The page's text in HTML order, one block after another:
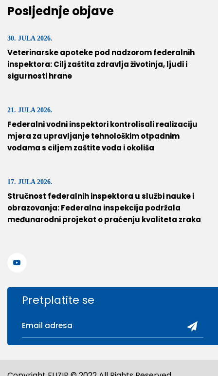
Posljednje objave
30. JULA 2026.
Veterinarske apoteke pod nadzorom federalnih
inspektora: Cilj zaštita zdravlja životinja, ljudi i
sigurnosti hrane
21. JULA 2026.
Federalni vodni inspektori kontrolisali realizaciju
mjera za upravljanje tehnološkim otpadnim
vodama s ciljem zaštite voda i okoliša
17. JULA 2026.
Stručnost federalnih inspektora u službi nauke i
obrazovanja: Federalna inspekcija podržala
međunarodni projekat o praćenju kvaliteta zraka
Pretplatite se